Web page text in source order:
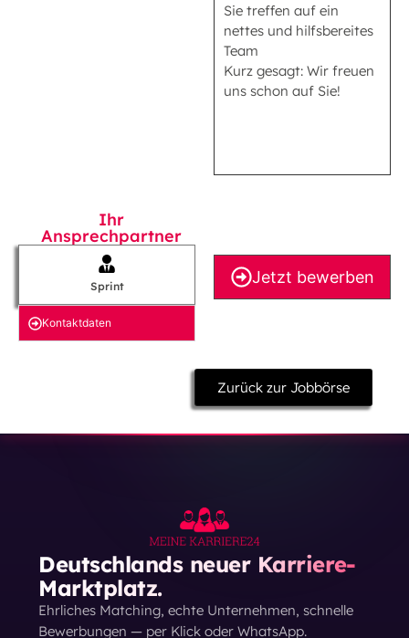
Sie treffen auf ein
nettes und hilfsbereites
Team
Kurz gesagt: Wir freuen
uns schon auf Sie!
Ihr
Ansprechpartner
Sprint
Kontakt­daten
Jetzt bewerben
Zurück zur Jobbörse
Deutschlands neuer Karriere-
Marktplatz.
Ehrliches Matching, echte Unternehmen, schnelle
Bewerbungen — per Klick oder WhatsApp.